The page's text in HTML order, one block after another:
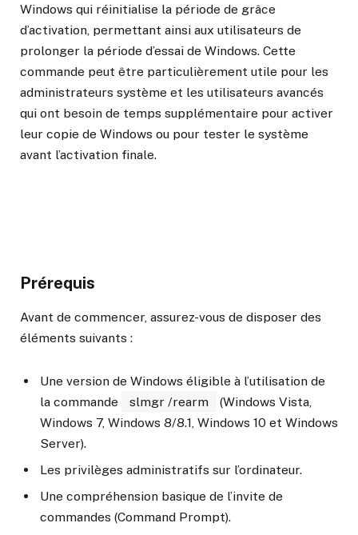
Windows qui réinitialise la période de grâce
d’activation, permettant ainsi aux utilisateurs de
prolonger la période d’essai de Windows. Cette
commande peut être particulièrement utile pour les
administrateurs système et les utilisateurs avancés
qui ont besoin de temps supplémentaire pour activer
leur copie de Windows ou pour tester le système
avant l’activation finale.
Prérequis
Avant de commencer, assurez-vous de disposer des
éléments suivants :
Une version de Windows éligible à l’utilisation de
la commande
slmgr /rearm
(Windows Vista,
Windows 7, Windows 8/8.1, Windows 10 et Windows
Server).
Les privilèges administratifs sur l’ordinateur.
Une compréhension basique de l’invite de
commandes (Command Prompt).